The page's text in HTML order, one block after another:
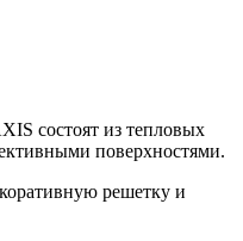
состоят из тепловых
поверхностями.
решетку и